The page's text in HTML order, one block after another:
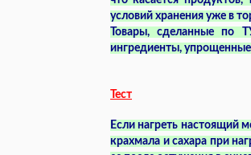
условий хранения уже в
Товары, сделанные по
ингредиенты, упрощенные
Тест
Если нагреть настоящий
крахмала и сахара при